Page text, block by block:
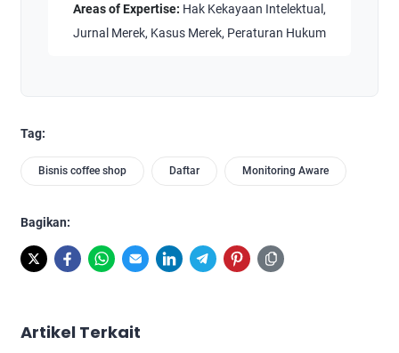
Areas of Expertise: Hak Kekayaan Intelektual,
Jurnal Merek, Kasus Merek, Peraturan Hukum
Tag:
Bisnis coffee shop Daftar Monitoring Aware
Bagikan:
Artikel Terkait